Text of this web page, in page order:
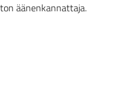
äänenkannattaja.